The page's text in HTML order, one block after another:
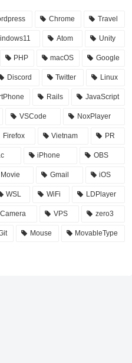
Chrome Travel
Atom Unity
PHP macOS Google
Discord Twitter Linux
Rails JavaScript
VSCode NoxPlayer
Firefox Vietnam PR
iPhone OBS
Movie Gmail iOS
WSL WiFi LDPlayer
Camera VPS zero3
Mouse MovableType